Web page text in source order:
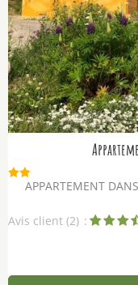
APPARTEMENT
Avis client (2)